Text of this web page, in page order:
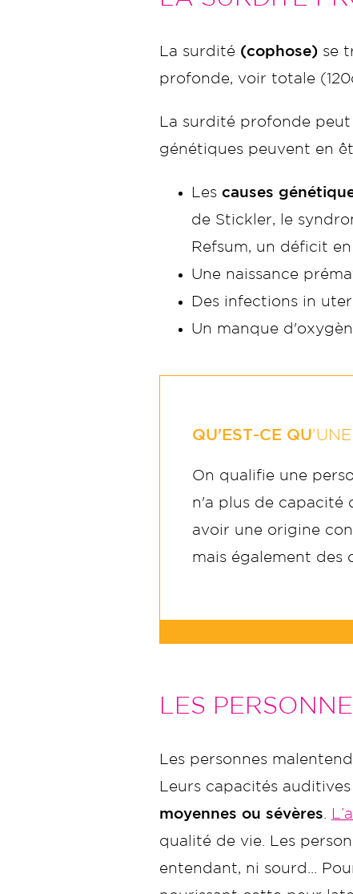
La surdité (cophose) se
profonde, voir totale
La surdité profonde
génétiques peuvent en
Les causes
de Stickler, le
Refsum, un déficit en
Une naissance
Des infections in
Un manque
QU'EST-CE QU'UNE
On qualifie une
n'a plus de capacité
avoir une origine
mais également des
LES
Les personnes
Leurs capacités
moyennes ou sévères
qualité de vie. Les
entendant, ni sourd...